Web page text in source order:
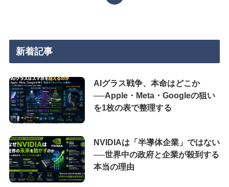
新着記事
AIグラス戦争、本命はどこか
──Apple・Meta・Googleの狙い
を1枚の表で整理する
NVIDIAは「半導体企業」ではない
──世界中の政府と企業が殺到する
本当の理由